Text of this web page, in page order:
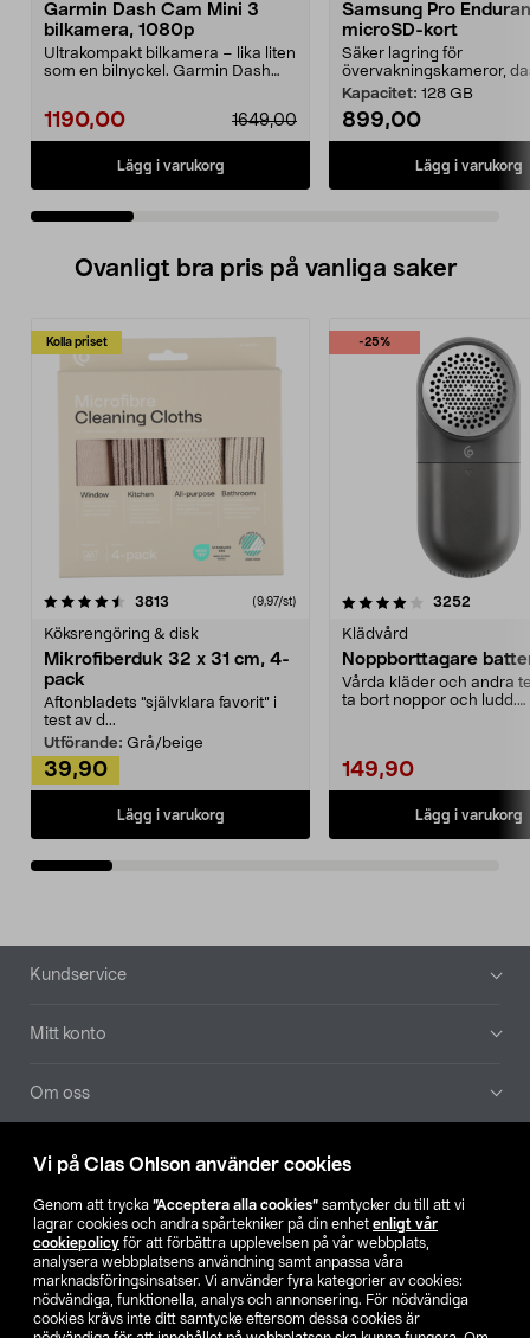
Vi på Clas Ohlson använder cookies
Genom att trycka ”Acceptera alla cookies” samtycker du till att vi
lagrar cookies och andra spårtekniker på din enhet enligt vår
cookiepolicy för att förbättra upplevelsen på vår webbplats,
analysera webbplatsens användning samt anpassa våra
marknadsföringsinsatser. Vi använder fyra kategorier av cookies:
nödvändiga, funktionella, analys och annonsering. För nödvändiga
cookies krävs inte ditt samtycke eftersom dessa cookies är
Garmin Dash Cam Mini 3
bilkamera, 1080p
Ultrakompakt bilkamera – lika liten
som en bilnyckel. Garmin Dash
1190,00 1649,00
Lägg i varukorg
Samsung Pro
microSD-kort
Säker lagring för
övervakningskameror,
Kapacitet: 128 GB
899,00
Lägg i varukorg
Ovanligt bra pris på vanliga saker
Kolla priset
3813 (9,97/st)
Köksrengöring & disk
Mikrofiberduk 32 x 31 cm, 4-
pack
Aftonbladets "självklara favorit” i
test av d...
Utförande: Grå/beige
39,90
Lägg i varukorg
-25%
4.0av 5 stjärnor 3252
Klädvård
Noppborttagare
Vårda kläder och andra
ta bort noppor och ludd.
149,90
Lägg i varukorg
4.5av 5 stjärnor
Sidfot
Kundservice
Mitt konto
Om oss
Aktuellt
Våra bolag
Hitta butik
SE NO FI